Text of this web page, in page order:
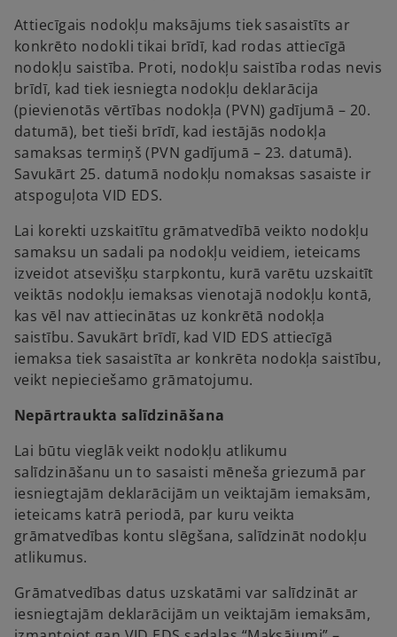
e
n
s
i
n
a
n
e
w
b
Attiecīgais nodokļu maksājums tiek sasaistīts ar
konkrēto nodokli tikai brīdī, kad rodas attiecīgā
nodokļu saistība. Proti, nodokļu saistība rodas nevis
brīdī, kad tiek iesniegta nodokļu deklarācija
(pievienotās vērtības nodokļa (PVN) gadījumā – 20.
datumā), bet tieši brīdī, kad iestājās nodokļa
samaksas termiņš (PVN gadījumā – 23. datumā).
Savukārt 25. datumā nodokļu nomaksas sasaiste ir
atspoguļota VID EDS.
Lai korekti uzskaitītu grāmatvedībā veikto nodokļu
samaksu un sadali pa nodokļu veidiem, ieteicams
izveidot atsevišķu starpkontu, kurā varētu uzskaitīt
veiktās nodokļu iemaksas vienotajā nodokļu kontā,
kas vēl nav attiecinātas uz konkrētā nodokļa
saistību. Savukārt brīdī, kad VID EDS attiecīgā
iemaksa tiek sasaistīta ar konkrēta nodokļa saistību,
veikt nepieciešamo grāmatojumu.
Nepārtraukta salīdzināšana
Lai būtu vieglāk veikt nodokļu atlikumu
salīdzināšanu un to sasaisti mēneša griezumā par
iesniegtajām deklarācijām un veiktajām iemaksām,
ieteicams katrā periodā, par kuru veikta
grāmatvedības kontu slēgšana, salīdzināt nodokļu
atlikumus.
Grāmatvedības datus uzskatāmi var salīdzināt ar
iesniegtajām deklarācijām un veiktajām iemaksām,